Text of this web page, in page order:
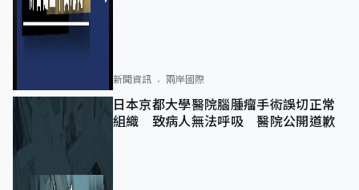
新聞資訊 兩岸國際
日本京都大學醫院腦腫瘤手術誤切正常
組織 致病人無法呼吸 醫院公開道歉